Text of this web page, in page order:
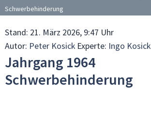
Schwerbehinderung
Stand: 21. März 2026, 9:47 Uhr
Autor: Peter Kosick Experte: Ingo Kosick
Jahrgang 1964
Schwerbehinderung